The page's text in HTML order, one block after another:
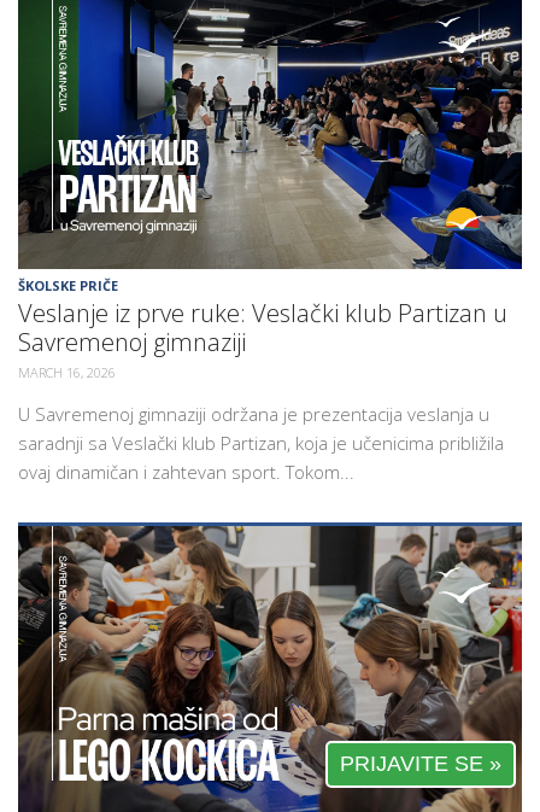
ŠKOLSKE PRIČE
Veslanje iz prve ruke: Veslački klub Partizan u
Savremenoj gimnaziji
MARCH 16, 2026
U Savremenoj gimnaziji održana je prezentacija veslanja u
saradnji sa Veslački klub Partizan, koja je učenicima približila
ovaj dinamičan i zahtevan sport. Tokom...
PRIJAVITE SE »